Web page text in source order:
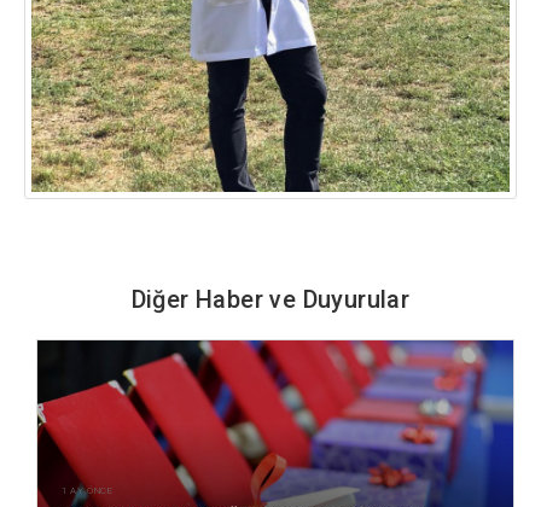
Diğer Haber ve Duyurular
1 AY ÖNCE